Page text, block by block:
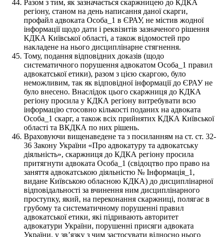
Разом з тим, як зазначається скаржницею до КДКА
регіону, станом на день написання даної скарги,
профайл адвоката Особа_1 в ЄРАУ, не містив жодної
інформації щодо дати і реквізитів зазначеного рішення
КДКА Київської області, а також відомостей про
накладене на нього дисциплінарне стягнення.
Тому, подання відповідних доказів (щодо
систематичного порушення адвокатом Особа_1 правил
адвокатської етики), разом з цією скаргою, було
неможливим, так як відповідної інформації до ЄРАУ не
було внесено. Внаслідок цього скаржниця до КДКА
регіону просила у КДКА регіону витребувати всю
інформацію стосовно кількості поданих на адвоката
Особа_1 скарг, а також всіх прийнятих КДКА Київської
області та ВКДКА по них рішень.
Враховуючи вищенаведене та з посиланням на ст. ст. 32-
36 Закону України «Про адвокатуру та адвокатську
діяльність», скаржниця до КДКА регіону просила
притягнути адвоката Особа_1 (свідоцтво про право на
заняття адвокатською діяльністю № Інформація_1,
видане Київською обласною КДКА) до дисциплінарної
відповідальності за вчинення ним дисциплінарного
проступку, який, на переконання скаржниці, полягає в
грубому та систематичному порушенні правил
адвокатської етики, які підривають авторитет
адвокатури України, порушенні присяги адвоката
України, у звʼязку з чим застосувати відносно нього